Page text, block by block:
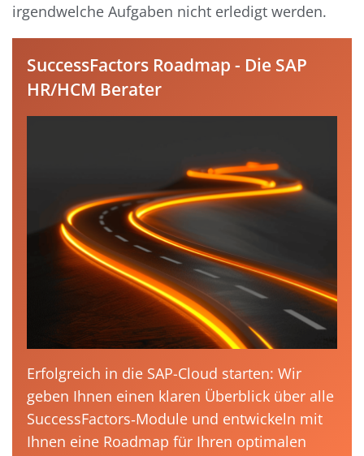
irgendwelche Aufgaben nicht erledigt werden.
SuccessFactors Roadmap - Die SAP
HR/HCM Berater
Erfolgreich in die SAP-Cloud starten: Wir
geben Ihnen einen klaren Überblick über alle
SuccessFactors‑Module und entwickeln mit
Ihnen eine Roadmap für Ihren optimalen